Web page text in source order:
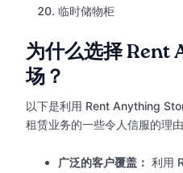
临时储物柜
为什么选择 Rent
场？
以下是利用 Rent Anything
租赁业务的一些令人信服的理由
广泛的客户覆盖： 利用